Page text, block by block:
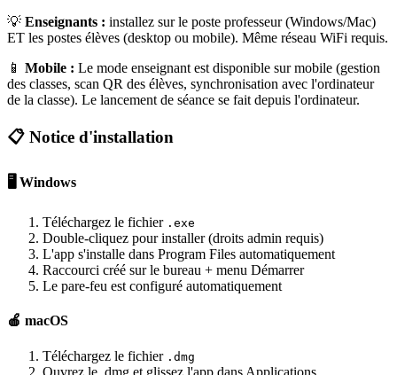
💡 Enseignants : installez sur le poste professeur (Windows/Mac)
ET les postes élèves (desktop ou mobile). Même réseau WiFi requis.
📱 Mobile : Le mode enseignant est disponible sur mobile (gestion
des classes, scan QR des élèves, synchronisation avec l'ordinateur
de la classe). Le lancement de séance se fait depuis l'ordinateur.
📋 Notice d'installation
🖥️ Windows
Téléchargez le fichier .exe
Double-cliquez pour installer (droits admin requis)
L'app s'installe dans Program Files automatiquement
Raccourci créé sur le bureau + menu Démarrer
Le pare-feu est configuré automatiquement
🍎 macOS
Téléchargez le fichier .dmg
Ouvrez le .dmg et glissez l'app dans Applications